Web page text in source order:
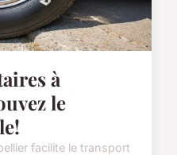
à
le
facilite le transport